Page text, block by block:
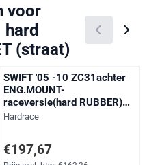
voor
hard
(straat)
SWIFT '05 -10 ZC31achter
ENG.MOUNT-
raceversie(hard RUBBER)
1PCS
Merk:
Hardrace
Prijs: 197,67, exclusief btw:
€197,67